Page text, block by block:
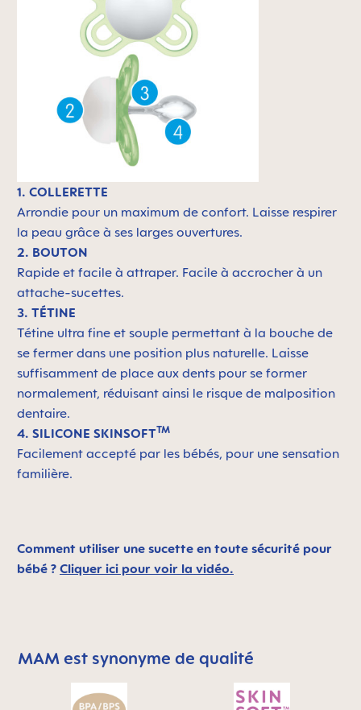
1. COLLERETTE
Arrondie pour un maximum de confort. Laisse respirer
la peau grâce à ses larges ouvertures.
2. BOUTON
Rapide et facile à attraper. Facile à accrocher à un
attache-sucettes.
3. TÉTINE
Tétine ultra fine et souple permettant à la bouche de
se fermer dans une position plus naturelle. Laisse
suffisamment de place aux dents pour se former
normalement, réduisant ainsi le risque de malposition
dentaire.
4. SILICONE SKINSOFTTM
Facilement accepté par les bébés, pour une sensation
familière.
Comment utiliser une sucette en toute sécurité pour
bébé ? Cliquer ici pour voir la vidéo.
Skip MAM Means Quality Icon Bar
MAM est synonyme de qualité